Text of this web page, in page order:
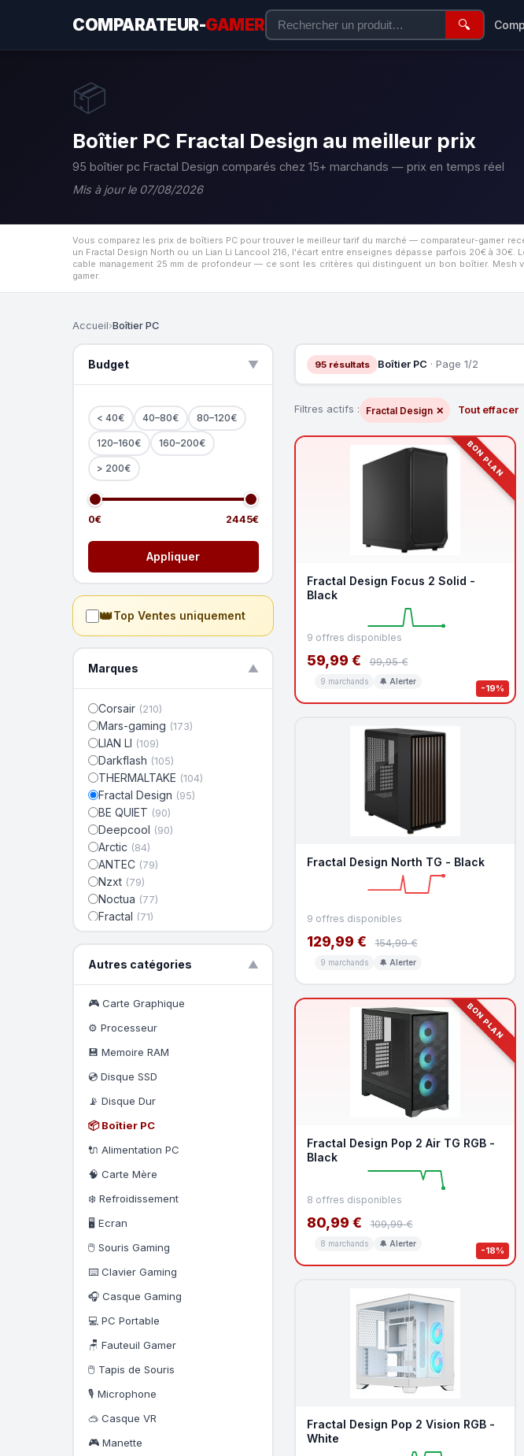
COMPARATEUR-GAMER 🔍
📦
Boîtier PC Fractal Design au meilleur prix
95 boîtier pc Fractal Design comparés chez 15+ marchands — prix en temps réel
Mis à jour le 07/08/2026
Vous comparez les prix de boîtiers PC pour trouver le meilleur tarif du marché — comparateur-gamer
un Fractal Design North ou un Lian Li Lancool 216, l'écart entre enseignes dépasse parfois 20€ à 30€.
cable management 25 mm de profondeur — ce sont les critères qui distinguent un bon boîtier.
gamer.
Accueil›Boîtier PC
Budget ▲
< 40€ 40–80€ 80–120€
120–160€ 160–200€
> 200€
0€ 2445€
Appliquer
👑Top Ventes uniquement
Marques ▼
Corsair (210)
Mars-gaming (173)
LIAN LI (109)
Darkflash (105)
THERMALTAKE (104)
Fractal Design (95)
BE QUIET (90)
Deepcool (90)
Arctic (84)
ANTEC (79)
Nzxt (79)
Noctua (77)
Fractal (71)
Asus(68)
AeroCool(64)
Cooler Master(64)
Orbegozo(59)
✕ Effacer le filtre
Autres catégories ▼
🎮 Carte Graphique
⚙️ Processeur
💾 Memoire RAM
💿 Disque SSD
📡 Disque Dur
📦 Boîtier PC
🔌 Alimentation PC
🧠 Carte Mère
❄️ Refroidissement
🖥️ Ecran
🖱️ Souris Gaming
⌨️ Clavier Gaming
🎧 Casque Gaming
💻 PC Portable
🪑 Fauteuil Gamer
🖱️ Tapis de Souris
🎙️ Microphone
🥽 Casque VR
🎮 Manette
95 résultats Boîtier PC · Page 1/2
Filtres actifs : Fractal Design ✕ Tout effacer
BON PLAN
-19%
Fractal Design Focus 2 Solid -
Black
9 offres disponibles
59,99 € 99,95 €
9 marchands 🔔 Alerter
Fractal Design North TG - Black
9 offres disponibles
129,99 € 154,99 €
9 marchands 🔔 Alerter
BON PLAN
-18%
Fractal Design Pop 2 Air TG RGB -
Black
8 offres disponibles
80,99 € 109,99 €
8 marchands 🔔 Alerter
Fractal Design Pop 2 Vision RGB -
White